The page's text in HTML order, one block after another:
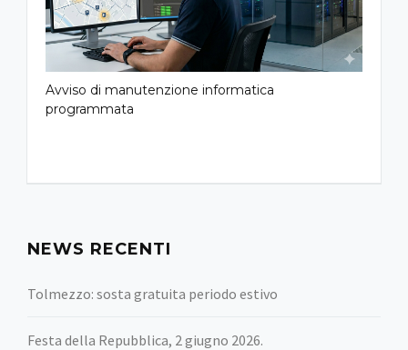
Avviso di manutenzione informatica
programmata
NEWS RECENTI
Tolmezzo: sosta gratuita periodo estivo
Festa della Repubblica, 2 giugno 2026.